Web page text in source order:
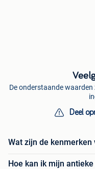
De onderstaande
Deel
Wat zijn de
Hoe kan ik mijn